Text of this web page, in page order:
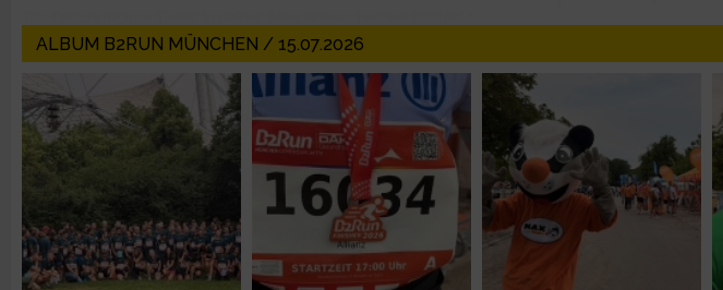
ALBUM B2RUN MÜNCHEN / 15.07.2026
Entwicklung und Verbesserung der Angebote
Verwendung reduzierter Daten zur Auswahl von Inhalten
IAB-Besonderheiten:
Geräte anhand von aktiv angeforderten Informationen identifizieren